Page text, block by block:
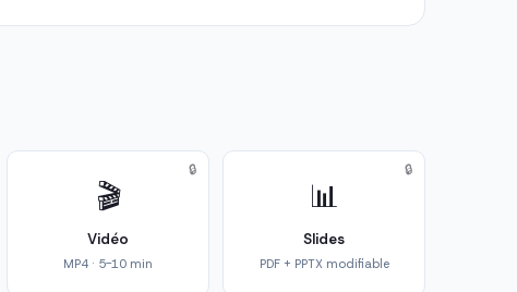
🎬
Vidéo
MP4 · 5-10 min
🔒
📊
Slides
PDF + PPTX modifiable
🔒